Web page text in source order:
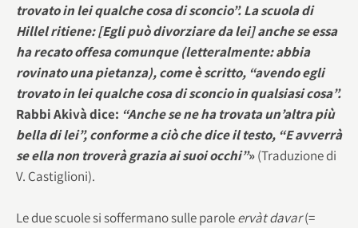
trovato in lei qualche cosa di sconcio”.La scuola di
Hillel ritiene: [Egli può divorziare da lei] anche se essa
ha recato offesa comunque (letteralmente: abbia
rovinato una pietanza), come è scritto, “avendo egli
trovato in lei qualche cosa di sconcio in qualsiasi cosa”.
Rabbi Akivà dice: “Anche se ne ha trovata un’altra più
bella di lei”, conforme a ciò che dice il testo, “E avverrà
se ella non troverà grazia ai suoi occhi”»(Traduzione di
V. Castiglioni).
Le due scuole si soffermano sulle paroleervàt davar(=